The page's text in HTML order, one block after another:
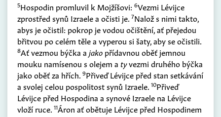
5Hospodin promluvil k Mojžíšovi: 6Vezmi Lévijce
zprostřed synů Izraele a očisti je. 7Nalož s nimi takto,
abys je očistil: pokrop je vodou očištění, ať přejedou
břitvou po celém těle a vyperou si šaty, aby se očistili.
8Ať vezmou býčka a jako přídavnou oběť jemnou
mouku namísenou s olejem a tyvezmi druhého býčka
jako oběť za hřích. 9Přiveď Lévijce před stan setkávání
a svolej celou pospolitost synů Izraele. 10Přiveď
Lévijce před Hospodina a synové Izraele na Lévijce
vloží ruce. 11Áron ať obětuje Lévijce před Hospodinem